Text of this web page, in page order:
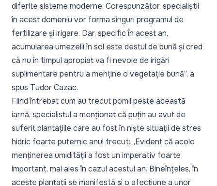
diferite sisteme moderne. Corespunzător, specialiștii
în acest domeniu vor forma singuri programul de
fertilizare și irigare. Dar, specific în acest an,
acumularea umezelii în sol este destul de bună și cred
că nu în timpul apropiat va fi nevoie de irigări
suplimentare pentru a menține o vegetație bună”, a
spus Tudor Cazac.
Fiind întrebat cum au trecut pomii peste această
iarnă, specialistul a menționat că puțin au avut de
suferit plantațiile care au fost în niște situații de stres
hidric foarte puternic anul trecut: „Evident că acolo
menținerea umidității a fost un imperativ foarte
important, mai ales în cazul acestui an. Bineînțeles, în
aceste plantații se manifestă și o afecțiune a unor